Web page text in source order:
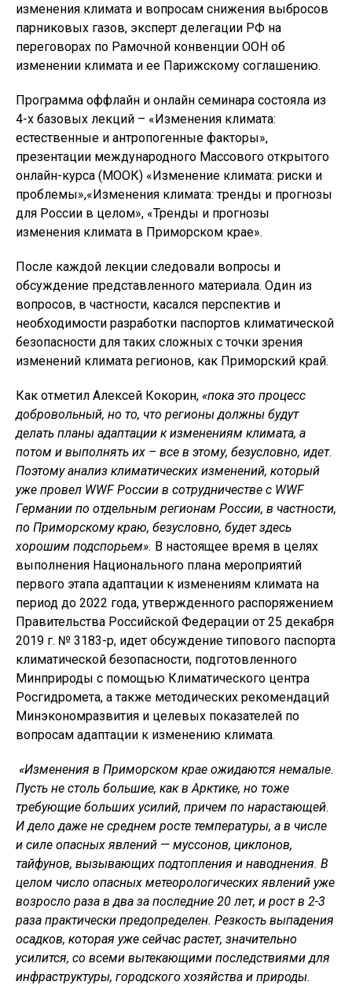
изменения климата и вопросам снижения выбросов
парниковых газов, эксперт делегации РФ на
переговорах по Рамочной конвенции ООН об
изменении климата и ее Парижскому соглашению.
Программа оффлайн и онлайн семинара состояла из
4-х базовых лекций – «Изменения климата:
естественные и антропогенные факторы»,
презентации международного Массового открытого
онлайн-курса (МООК) «Изменение климата: риски и
проблемы»,«Изменения климата: тренды и прогнозы
для России в целом», «Тренды и прогнозы
изменения климата в Приморском крае».
После каждой лекции следовали вопросы и
обсуждение представленного материала. Один из
вопросов, в частности, касался перспектив и
необходимости разработки паспортов климатической
безопасности для таких сложных с точки зрения
изменений климата регионов, как Приморский край.
Как отметил Алексей Кокорин, «пока это процесс
добровольный, но то, что регионы должны будут
делать планы адаптации к изменениям климата, а
потом и выполнять их – все в этому, безусловно, идет.
Поэтому анализ климатических изменений, который
уже провел WWF России в сотрудничестве с WWF
Германии по отдельным регионам России, в частности,
по Приморскому краю, безусловно, будет здесь
хорошим подспорьем». В настоящее время в целях
выполнения Национального плана мероприятий
первого этапа адаптации к изменениям климата на
период до 2022 года, утвержденного распоряжением
Правительства Российской Федерации от 25 декабря
2019 г. № 3183-р, идет обсуждение типового паспорта
климатической безопасности, подготовленного
Минприроды с помощью Климатического центра
Росгидромета, а также методических рекомендаций
Минэкономразвития и целевых показателей по
вопросам адаптации к изменению климата.
«Изменения в Приморском крае ожидаются немалые.
Пусть не столь большие, как в Арктике, но тоже
требующие больших усилий, причем по нарастающей.
И дело даже не среднем росте температуры, а в числе
и силе опасных явлений — муссонов, циклонов,
тайфунов, вызывающих подтопления и наводнения. В
целом число опасных метеорологических явлений уже
возросло раза в два за последние 20 лет, и рост в 2-3
раза практически предопределен. Резкость выпадения
осадков, которая уже сейчас растет, значительно
усилится, со всеми вытекающими последствиями для
инфраструктуры, городского хозяйства и природы.